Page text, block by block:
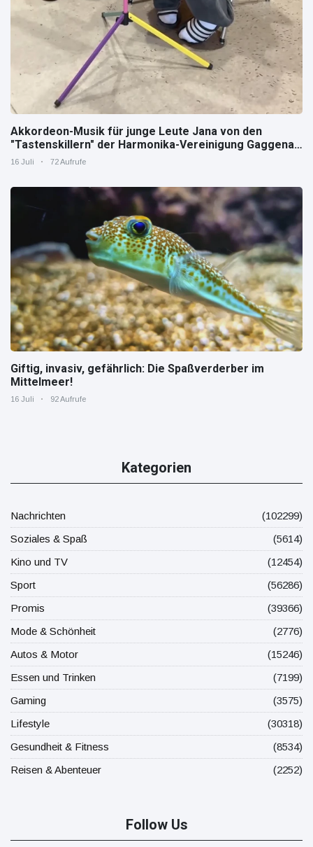
Akkordeon-Musik für junge Leute Jana von den
"Tastenskillern" der Harmonika-Vereinigung Gaggenau
zeigt, wie "jung" das Instrument sein kann.
16 Juli 72 Aufrufe
Giftig, invasiv, gefährlich: Die Spaßverderber im
Mittelmeer!
16 Juli 92 Aufrufe
Kategorien
Nachrichten
(102299)
Soziales & Spaß
(5614)
Kino und TV
(12454)
Sport
(56286)
Promis
(39366)
Mode & Schönheit
(2776)
Autos & Motor
(15246)
Essen und Trinken
(7199)
Gaming
(3575)
Lifestyle
(30318)
Gesundheit & Fitness
(8534)
Reisen & Abenteuer
(2252)
Follow Us